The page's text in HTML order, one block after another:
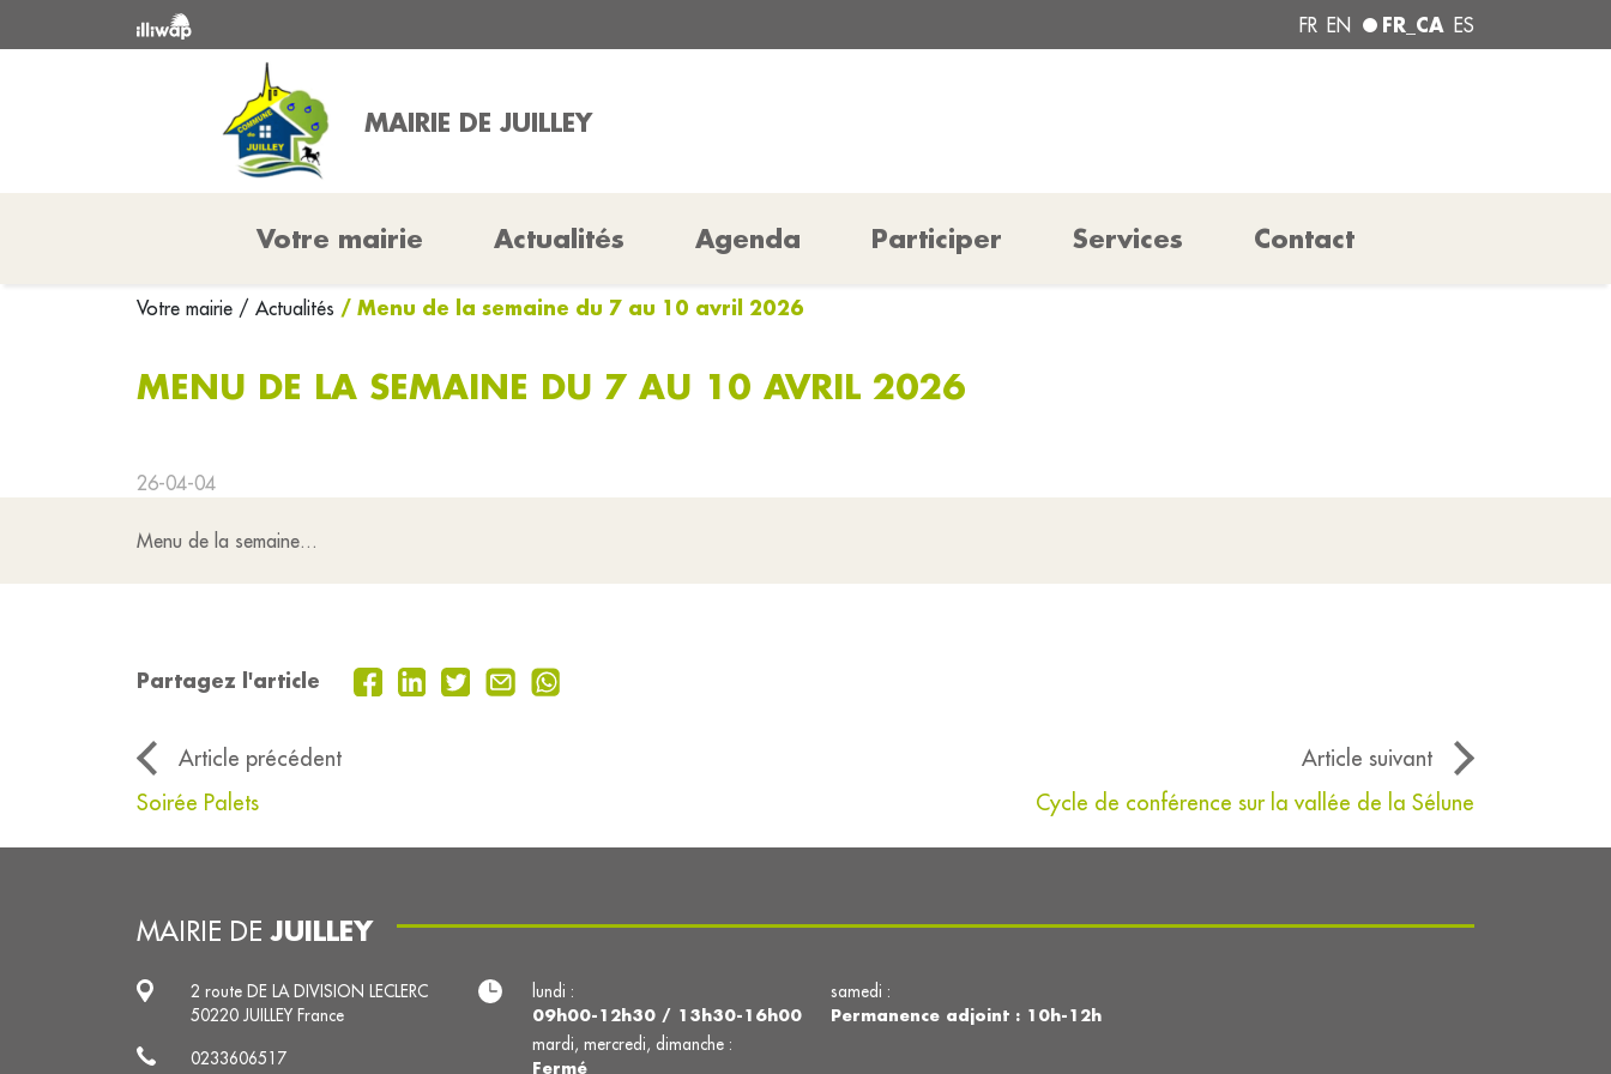
FR EN FR_CA ES
MAIRIE DE JUILLEY
Votre mairie Actualités Agenda Participer Services Contact
Votre mairie / Actualités / Menu de la semaine du 7 au 10 avril 2026
MENU DE LA SEMAINE DU 7 AU 10 AVRIL 2026
26-04-04
Menu de la semaine...
Partagez l'article
Article précédent
Article suivant
Soirée Palets
Cycle de conférence sur la vallée de la Sélune
MAIRIE DEJUILLEY
2 route DE LA DIVISION LECLERC
50220 JUILLEY France
0233606517
lundi :
09h00-12h30 / 13h30-16h00
mardi, mercredi, dimanche :
Fermé
samedi :
Permanence adjoint : 10h-12h